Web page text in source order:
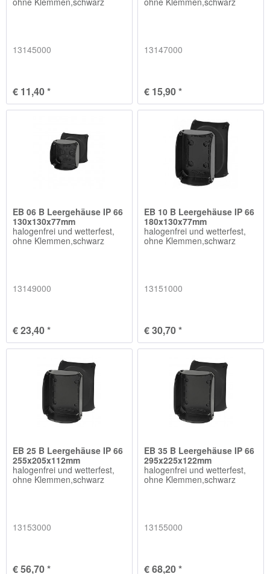
13145000
€ 11,40 *
13147000
€ 15,90 *
EB 06 B Leergehäuse IP 66
130x130x77mm
halogenfrei und wetterfest,
ohne Klemmen,schwarz
13149000
€ 23,40 *
EB 10 B Leergehäuse IP 66
180x130x77mm
halogenfrei und wetterfest,
ohne Klemmen,schwarz
13151000
€ 30,70 *
EB 25 B Leergehäuse IP 66
255x205x112mm
halogenfrei und wetterfest,
ohne Klemmen,schwarz
13153000
€ 56,70 *
EB 35 B Leergehäuse IP 66
295x225x122mm
halogenfrei und wetterfest,
ohne Klemmen,schwarz
13155000
€ 68,20 *